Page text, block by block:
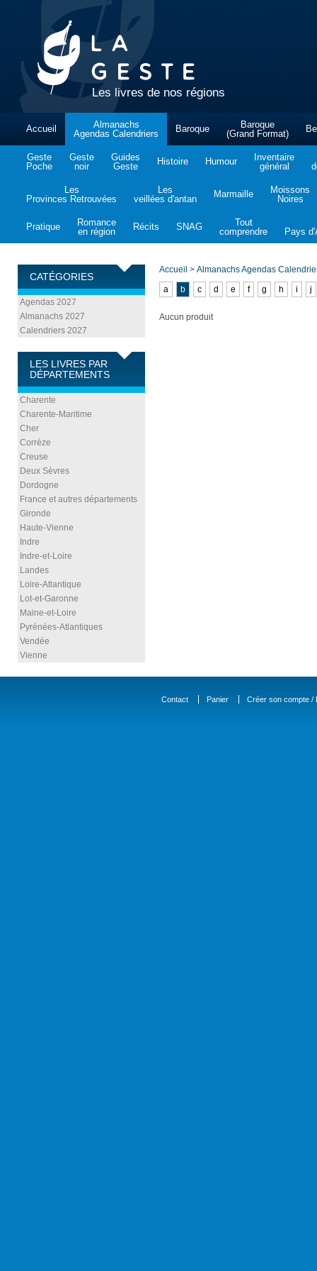
Les livres de nos régions
Accueil
Almanachs
Agendas Calendriers
Baroque
Baroque
(Grand Format)
Geste
Poche
Geste
noir
Guides
Geste
Histoire Humour
Inventaire
général
Les
Provinces Retrouvées
Les
veillées d'antan
Marmaille
Moissons
Noires
Pratique
Romance
en région
Récits SNAG
Tout
comprendre
Pays
CATÉGORIES
Agendas 2027
Almanachs 2027
Calendriers 2027
LES LIVRES PAR
DÉPARTEMENTS
Charente
Charente-Maritime
Cher
Corrèze
Creuse
Deux Sèvres
Dordogne
France et autres départements
Gironde
Haute-Vienne
Indre
Indre-et-Loire
Landes
Loire-Atlantique
Lot-et-Garonne
Maine-et-Loire
Pyrénées-Atlantiques
Vendée
Vienne
Accueil > Almanachs Agendas
a
b c d e f g h i j
Aucun produit
Contact Panier Créer son compte /